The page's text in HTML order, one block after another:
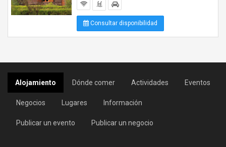
Consultar disponibilidad
Alojamiento Dónde comer Actividades Eventos
Negocios Lugares Información
Publicar un evento Publicar un negocio